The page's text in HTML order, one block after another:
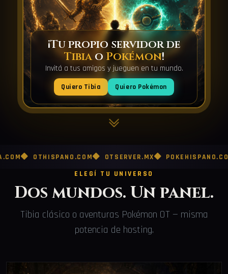
¡Tu propio servidor de
Tibiao Pokémon!
Invitá a tus amigos y jueguen en tu mundo.
Quiero Tibia Quiero Pokémon
OTHISPANO.COM OTSERVER.MX POKEHISPANO.COM
ELEGÍ TU UNIVERSO
Dos mundos. Un panel.
Tibia clásico o aventuras Pokémon OT — misma
potencia de hosting.